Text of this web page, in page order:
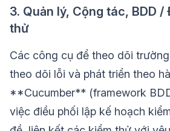
3. Quản lý, Cộng tác, BDD
thử
Các công cụ để theo dõi
theo dõi lỗi và phát triển theo
**Cucumber** (framework
việc điều phối lập kế hoạch